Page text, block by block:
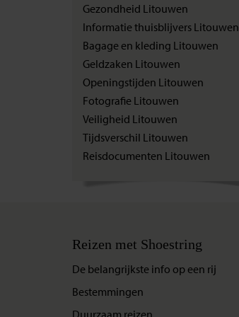
Gezondheid Litouwen
Informatie thuisblijvers Litouwen
Bagage en kleding Litouwen
Geldzaken Litouwen
Openingstijden Litouwen
Fotografie Litouwen
Veiligheid Litouwen
Tijdsverschil Litouwen
Reisdocumenten Litouwen
Reizen met Shoestring
De belangrijkste info op een rij
Bestemmingen
Duurzaam reizen